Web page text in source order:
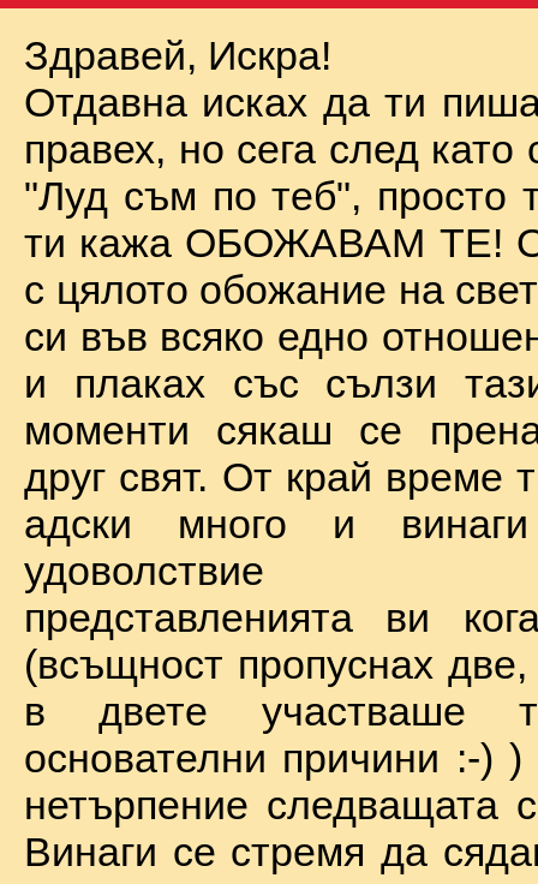
Здравей, Искра!
Отдавна исках да ти
правех, но сега след като
"Луд съм по теб", просто
ти кажа ОБОЖАВАМ ТЕ!
с цялото обожание на
си във всяко едно
и плаках със сълзи
моменти сякаш се
друг свят. От край време
адски много и
удоволствие
представленията ви
(всъщност пропуснах
в двете участваше
основателни причини :-)
нетърпение следващата
Винаги се стремя да